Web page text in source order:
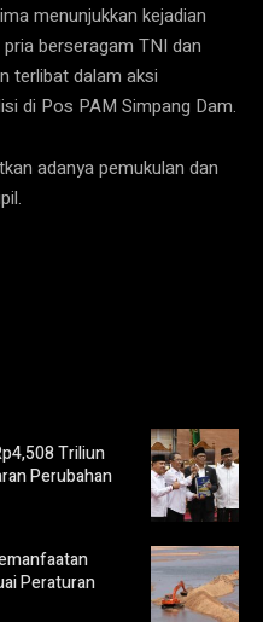
menunjukkan kejadian
berseragam TNI dan
terlibat dalam aksi
di Pos PAM Simpang Dam.
adanya pemukulan dan
Triliun
Perubahan
Peraturan